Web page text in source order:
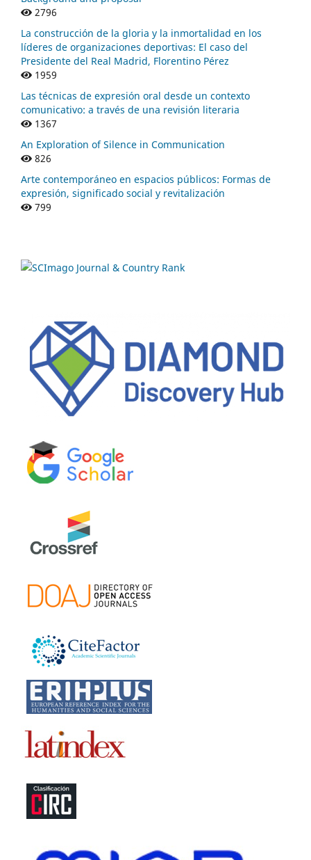
2796
La construcción de la gloria y la inmortalidad en los
líderes de organizaciones deportivas: El caso del
Presidente del Real Madrid, Florentino Pérez
1959
Las técnicas de expresión oral desde un contexto
comunicativo: a través de una revisión literaria
1367
An Exploration of Silence in Communication
826
Arte contemporáneo en espacios públicos: Formas de
expresión, significado social y revitalización
799